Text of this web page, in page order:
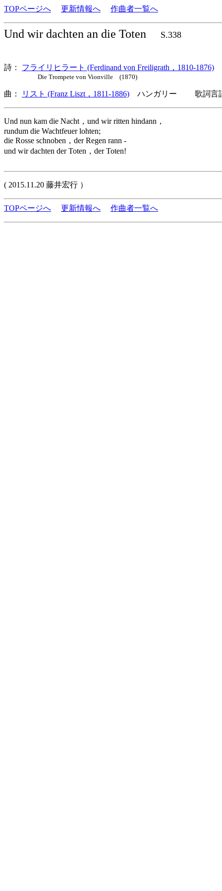
TOPページへ 更新情報へ 作曲者一覧へ
Und wir dachten an die Toten S.338
詩： フライリヒラート (Ferdinand von Freiligrath，1810-1876)
Die Trompete von Vionville (1870)
曲： リスト (Franz Liszt，1811-1886) ハンガリー 歌詞言語
Und nun kam die Nacht，und wir ritten hindann，
rundum die Wachtfeuer lohten;
die Rosse schnoben，der Regen rann -
und wir dachten der Toten，der Toten!
( 2015.11.20 藤井宏行 ）
TOPページへ 更新情報へ 作曲者一覧へ